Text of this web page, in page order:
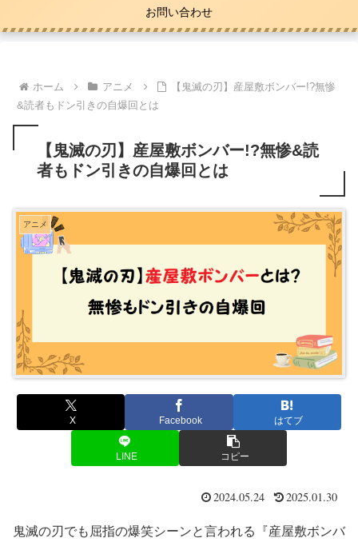
お問い合わせ
ホーム アニメ
【鬼滅の刃】産屋敷ボンバー!?無惨
&読者もドン引きの自爆回とは
【鬼滅の刃】産屋敷ボンバー!?無惨&読
者もドン引きの自爆回とは
アニメ
X Facebook はてブ
LINE コピー
2024.05.24 2025.01.30
鬼滅の刃でも屈指の爆笑シーンと言われる『産屋敷ボンバ